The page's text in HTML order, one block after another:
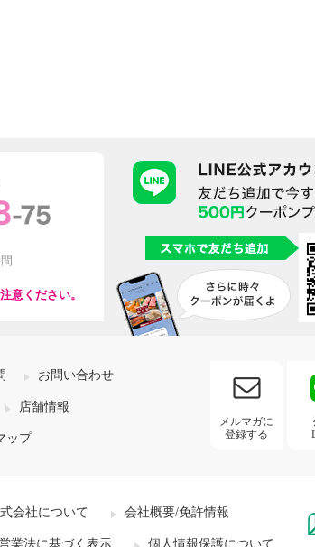
意ください。
お問い合わせ
店舗情報
ップ
メルマガに
登録する
会社について 会社概要/免許情報
業法に基づく表示 個人情報保護について